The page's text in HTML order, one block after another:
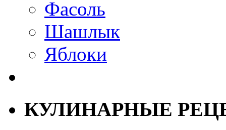
Фасоль
Шашлык
Яблоки
КУЛИНАРНЫЕ